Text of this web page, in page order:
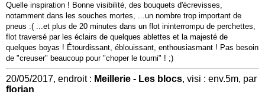
Quelle inspiration ! Bonne visibilité, des bouquets d'écrevisses,
notamment dans les souches mortes, ...un nombre trop important de
pneus :( ...et plus de 20 minutes dans un flot ininterrompu de perchettes,
flot traversé par les éclairs de quelques ablettes et la majesté de
quelques boyas ! Étourdissant, éblouissant, enthousiasmant ! Pas besoin
de "creuser" beaucoup pour "choper le tourni" ! ;)
20/05/2017, endroit : Meillerie - Les blocs, visi : env.5m, par
florian